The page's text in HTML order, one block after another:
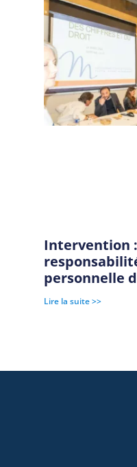
Intervention
personnelle
Lire la suite >>